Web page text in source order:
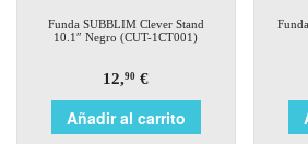
Funda SUBBLIM Clever Stand
10.1″ Negro (CUT-1CT001)
12,90 €
Añadir al carrito